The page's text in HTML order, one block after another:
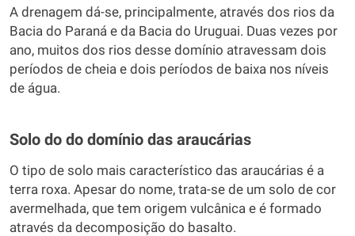
A drenagem dá-se, principalmente, através dos rios da
Bacia do Paraná e da Bacia do Uruguai. Duas vezes por
ano, muitos dos rios desse domínio atravessam dois
períodos de cheia e dois períodos de baixa nos níveis
de água.
Solo do do domínio das araucárias
O tipo de solo mais característico das araucárias é a
terra roxa. Apesar do nome, trata-se de um solo de cor
avermelhada, que tem origem vulcânica e é formado
através da decomposição do basalto.